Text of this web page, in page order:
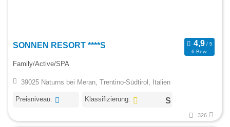
SONNEN RESORT ****S
6 Bew.
Family/Active/SPA
39025 Naturns bei Meran, Trentino-Südtirol, Italien
Preisniveau: Klassifizierung:
326